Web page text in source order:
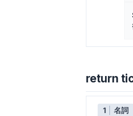
return
1 名詞